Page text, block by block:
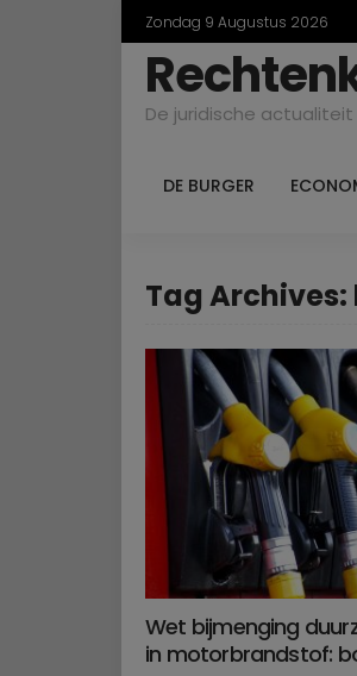
Zondag 9 Augustus 2026
De juridische
DE BURGER
Tag
Wet bijmenging
in motorbrandstof: